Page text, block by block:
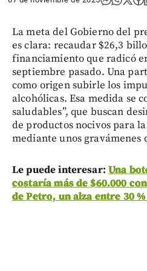
La meta del Gobierno del
es clara: recaudar $26,3
financiamiento que radicó
septiembre pasado. Una
como origen subirle los
alcohólicas. Esa medida se
saludables”, que buscan
de productos nocivos para
mediante unos gravámenes
Le puede interesar: Una
costaría más de $60.000
de Petro, un alza entre 30 %